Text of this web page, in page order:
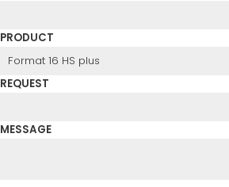
PRODUCT
REQUEST
MESSAGE